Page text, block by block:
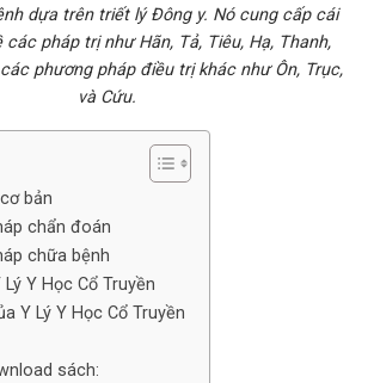
dựa trên triết lý Đông y. Nó cung cấp cái
các pháp trị như Hãn, Tả, Tiêu, Hạ, Thanh,
phương pháp điều trị khác như Ôn, Trục,
và Cứu.
bản
chẩn đoán
chữa bệnh
Y Học Cổ Truyền
Y Lý Y Học Cổ Truyền
sách: